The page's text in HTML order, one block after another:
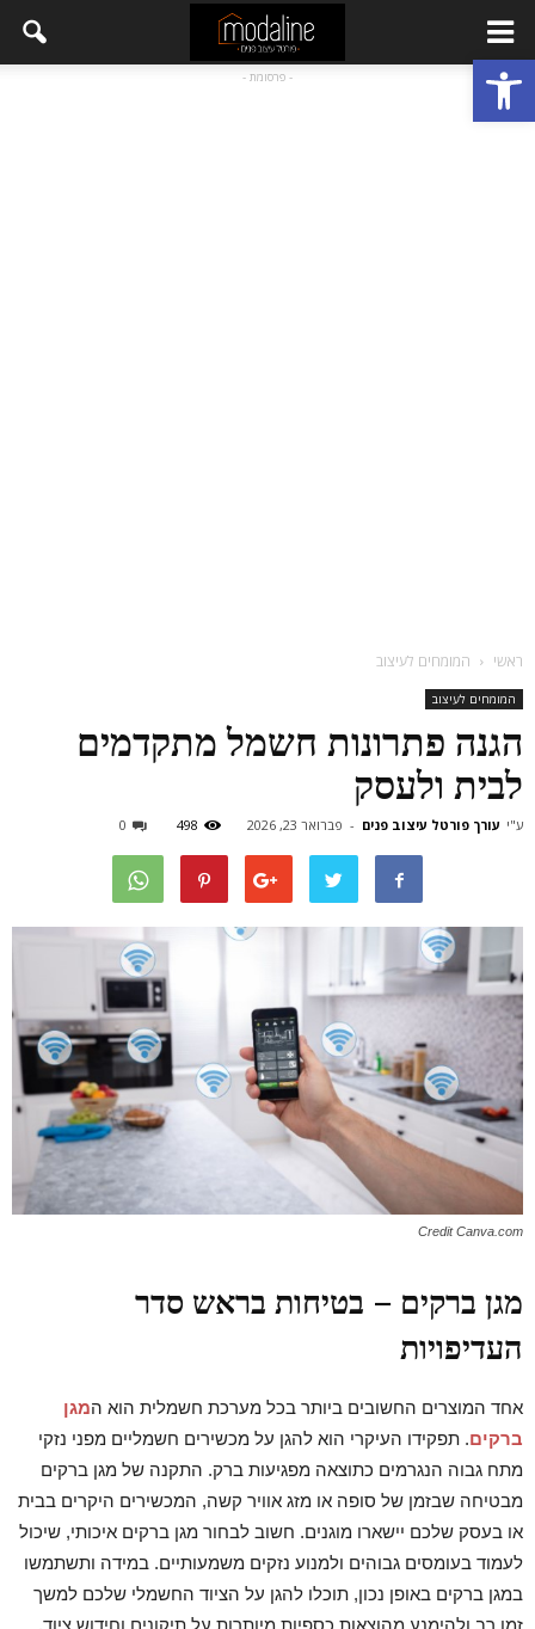
פתח סרגל נגישות - פרסומת -
ראשי המומחים לעיצוב
המומחים לעיצוב
הגנה פתרונות חשמל מתקדמים
לבית ולעסק
ע"י עורך פורטל עיצוב פנים - פברואר 23, 2026 498
0
Credit Canva.com
מגן ברקים – בטיחות בראש סדר
העדיפויות
אחד המוצרים החשובים ביותר בכל מערכת חשמלית הוא המגן
ברקים. תפקידו העיקרי הוא להגן על מכשירים חשמליים מפני נזקי
מתח גבוה הנגרמים כתוצאה מפגיעות ברק. התקנה של מגן ברקים
מבטיחה שבזמן של סופה או מזג אוויר קשה, המכשירים היקרים בבית
או בעסק שלכם יישארו מוגנים. חשוב לבחור מגן ברקים איכותי, שיכול
לעמוד בעומסים גבוהים ולמנוע נזקים משמעותיים. במידה ותשתמשו
במגן ברקים באופן נכון, תוכלו להגן על הציוד החשמלי שלכם למשך
זמן רב ולהימנע מהוצאות כספיות מיותרות על תיקונים וחידוש ציוד.